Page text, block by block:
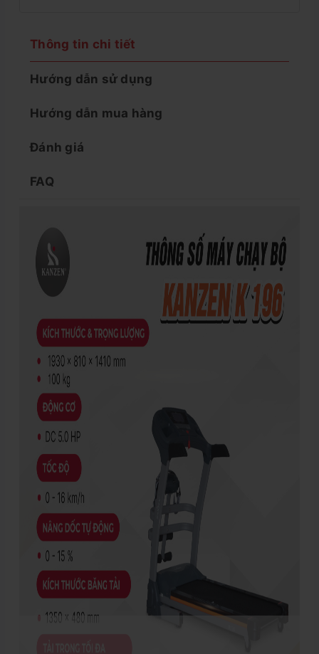
Thông tin chi tiết
Hướng dẫn sử dụng
Hướng dẫn mua hàng
Đánh giá
FAQ